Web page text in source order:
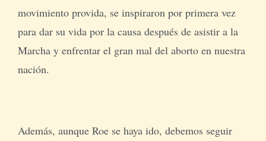
movimiento provida, se inspiraron por primera vez
para dar su vida por la causa después de asistir a la
Marcha y enfrentar el gran mal del aborto en nuestra
nación.
Además, aunque Roe se haya ido, debemos seguir